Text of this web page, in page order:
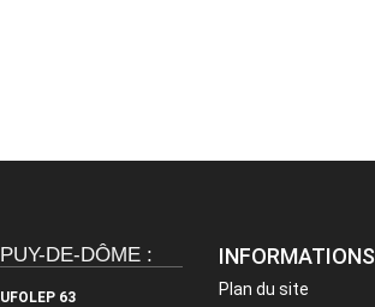
PUY-DE-DÔME :
UFOLEP 63
INFORMATIONS
Plan du site